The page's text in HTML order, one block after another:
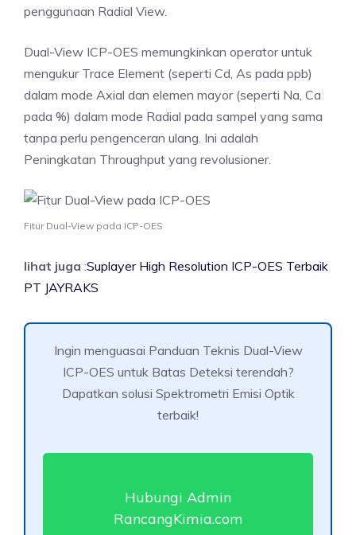
penggunaan Radial View.
Dual-View ICP-OES memungkinkan operator untuk
mengukur Trace Element (seperti Cd, As pada ppb)
dalam mode Axial dan elemen mayor (seperti Na, Ca
pada %) dalam mode Radial pada sampel yang sama
tanpa perlu pengenceran ulang. Ini adalah
Peningkatan Throughput yang revolusioner.
Fitur Dual-View pada ICP-OES
lihat juga :Suplayer High Resolution ICP-OES Terbaik
PT JAYRAKS
Ingin menguasai Panduan Teknis Dual-View
ICP-OES untuk Batas Deteksi terendah?
Dapatkan solusi Spektrometri Emisi Optik
terbaik!
Hubungi Admin
RancangKimia.com